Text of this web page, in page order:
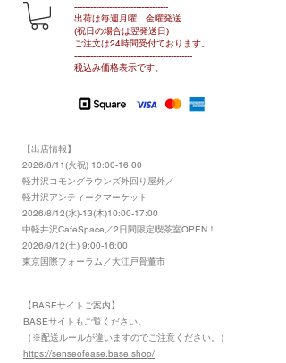
​-----------------------------------
出荷は毎週月曜、金曜発送
(祝日の場合は翌発送日)
ご注文は24時間受付ております​。
-------------------------------​-------​------
​税込み価格表示です。
【出店情報】
2026/8/11(火祝) 10:00-16:00
​軽井沢コモングラウンズ外回り屋外／
軽井沢アンティークマーケット
2026/8/12(水)-13(木)10:00-17:00
​中軽井沢CafeSpace／2日間限定喫茶室OPEN！
2026/9/12(土) 9:00-16:00
東京国際フォーラム／大江戸骨董市
【BASEサイトご案内】
​BASEサイトもご覧ください。
（※配送ルールが違いますのでご注意ください。）
https://senseofease.base.shop/